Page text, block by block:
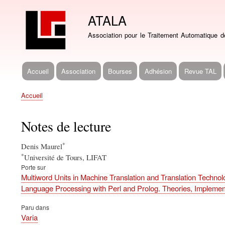
ATALA
Association pour le Traitement Automatique
Navigation
Accueil Association Bourses Adhésion Revue TAL
Fil
Accueil
Notes de lecture
Denis Maurel*
*Université de Tours, LIFAT
Porte sur
Multiword Units in Machine Translation and Translation
Language Processing with Perl and Prolog. Theories,
Paru dans
Varia